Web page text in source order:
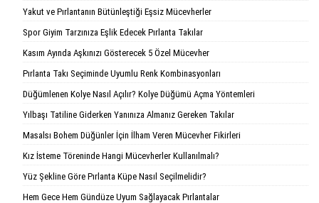
Yakut ve Pırlantanın Bütünleştiği Eşsiz Mücevherler
Spor Giyim Tarzınıza Eşlik Edecek Pırlanta Takılar
Kasım Ayında Aşkınızı Gösterecek 5 Özel Mücevher
Pırlanta Takı Seçiminde Uyumlu Renk Kombinasyonları
Düğümlenen Kolye Nasıl Açılır? Kolye Düğümü Açma Yöntemleri
Yılbaşı Tatiline Giderken Yanınıza Almanız Gereken Takılar
Masalsı Bohem Düğünler İçin İlham Veren Mücevher Fikirleri
Kız İsteme Töreninde Hangi Mücevherler Kullanılmalı?
Yüz Şekline Göre Pırlanta Küpe Nasıl Seçilmelidir?
Hem Gece Hem Gündüze Uyum Sağlayacak Pırlantalar